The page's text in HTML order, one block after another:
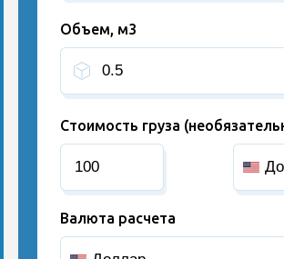
Объем, м3
Стоимость груза
Валюта расчета